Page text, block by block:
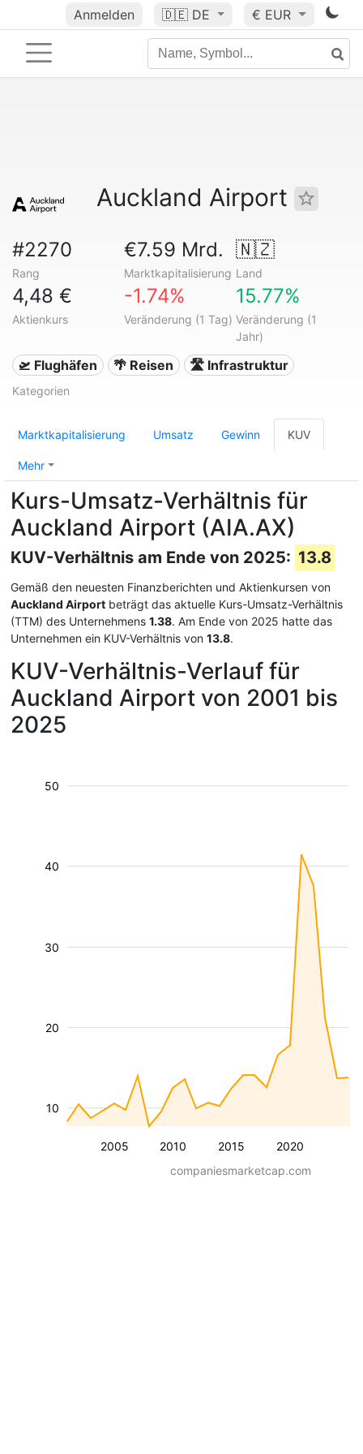
Anmelden 🇩🇪 DE € EUR
Auckland Airport
#2270
Rang
€7.59 Mrd.
Marktkapitalisierung
🇳🇿
Land
4,48 €
Aktienkurs
-1.74%
Veränderung (1 Tag)
15.77%
Veränderung (1
Jahr)
🛫 Flughäfen 🌴 Reisen 🛣️ Infrastruktur
Kategorien
Marktkapitalisierung Umsatz Gewinn KUV
Mehr
Kurs-Umsatz-Verhältnis für
Auckland Airport (AIA.AX)
KUV-Verhältnis am Ende von 2025: 13.8
Gemäß den neuesten Finanzberichten und Aktienkursen von
Auckland Airport beträgt das aktuelle Kurs-Umsatz-Verhältnis
(TTM) des Unternehmens 1.38. Am Ende von 2025 hatte das
Unternehmen ein KUV-Verhältnis von 13.8.
KUV-Verhältnis-Verlauf für
Auckland Airport von 2001 bis
2025
2005 2010 2015 2020
10
20
30
40
50
companiesmarketcap.com